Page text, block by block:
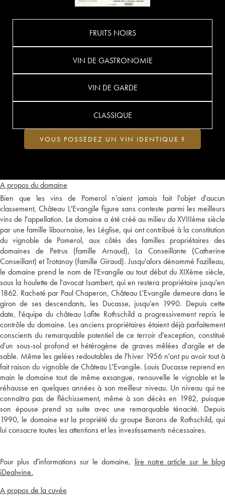
A propos du domaine
Bien que les vins de Pomerol n'aient jamais fait l'objet d'aucun
classement, Château L'Evangile figure sans conteste parmi les meilleurs
vins de l'appellation. Le domaine a été créé au milieu du XVIIIème siècle
par une famille libournaise, les Léglise, qui ont contribué à la constitution
du vignoble de Pomerol, aux côtés des familles propriétaires des
domaines de Petrus (famille Arnaud), La Conseillante (Catherine
Conseillant) et Trotanoy (famille Giraud). Jusqu'alors dénommé Fazilleau,
le domaine prend le nom de l'Evangile au tout début du XIXème siècle,
sous la houlette de l'avocat Isambert, qui en restera propriétaire jusqu'en
1862. Racheté par Paul Chaperon, Château L'Evangile demeure dans le
giron de ses descendants, les Ducasse, jusqu'en 1990. Depuis cette
date, l'équipe du château Lafite Rothschild a progressivement repris le
contrôle du domaine. Les anciens propriétaires étaient déjà parfaitement
conscients du remarquable potentiel de ce terroir d'exception, constitué
d'un sous-sol profond et hétérogène de graves mêlées d'argile et de
sable. Même les gelées redoutables de l'hiver 1956 n'ont pu avoir tout à
fait raison du vignoble de Château L'Evangile. Louis Ducasse reprend en
main le domaine tout de même exsangue, renouvelle le vignoble et le
réhausse en quelques années à son meilleur niveau. Un niveau qui ne
connaîtra pas de fléchissement, même à son décès en 1982, puisque
son épouse prend sa suite avec une remarquable ténacité. Depuis
1990, le domaine est la propriété du groupe Barons de Rothschild, qui
lui consacre toutes les attentions et les investissements nécessaires.
Pour plus d'informations sur le domaine, lire notre article sur le blog
iDealwine.
A propos de la cuvée
FRUITS NOIRS
VIN DE GASTRONOMIE
VIN DE GARDE
CLASSIQUE
VOUS POSSÉDEZ UN VIN IDENTIQUE ?